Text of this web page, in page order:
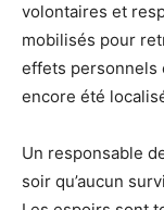
volontaires et
mobilisés pour
effets personnels
encore été
Un responsable
soir qu’aucun